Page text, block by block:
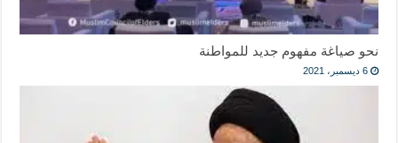
نحو صياغة مفهوم جديد للمواطنة
6 ديسمبر، 2021